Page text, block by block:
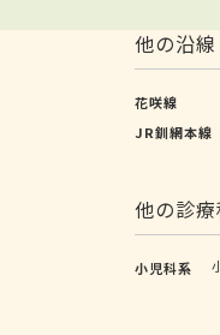
他の沿
花咲線
JR釧網本線
他の診
小児科系